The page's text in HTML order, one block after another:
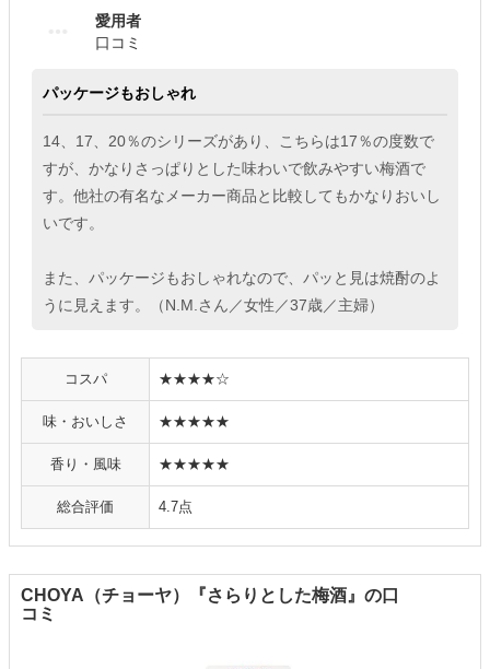
愛用者
口コミ
パッケージもおしゃれ
14、17、20％のシリーズがあり、こちらは17％の度数で
すが、かなりさっぱりとした味わいで飲みやすい梅酒で
す。他社の有名なメーカー商品と比較してもかなりおいし
いです。
また、パッケージもおしゃれなので、パッと見は焼酎のよ
うに見えます。（N.M.さん／女性／37歳／主婦）
コスパ ★★★★☆
味・おいしさ ★★★★★
香り・風味 ★★★★★
総合評価 4.7点
CHOYA（チョーヤ）『さらりとした梅酒』の口
コミ